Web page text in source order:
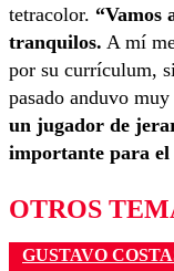
tetracolor. “Vamos
tranquilos. A mí
por su currículum,
pasado anduvo
un jugador de
importante para el
OTROS
GUSTAVO